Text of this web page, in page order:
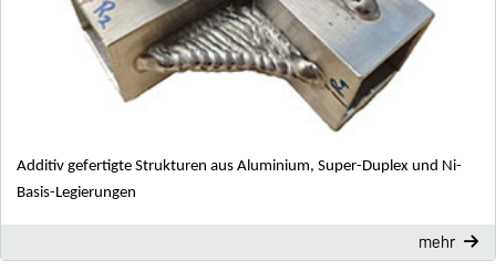
Additiv gefertigte Strukturen aus Aluminium, Super-Duplex und Ni-
Basis-Legierungen
mehr